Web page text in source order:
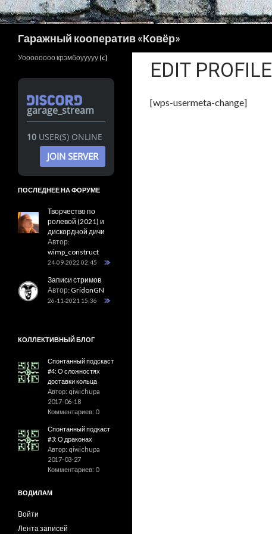
Гаражный кооператив «Ковёр»
EDIT PROFILE
[wps-usermeta-change]
Уоооооооо крэмбоууууу(c)
garage_stream
10 USER(S) ONLINE
JOIN SERVER
ПОСЛЕДНЕЕ НА ФОРУМЕ
Творчество по
ролевой (2021) и
дискордной дичи
Автор:
wimp_construct
24-09-2022 02:45
Записи стримов
Автор:GridonGN
26-11-2021 15:36
КОЛЛЕКТИВНЫЙ БЛОГ
Спонтанный подскаст
#4: О сложностях
доставки кольца
Автор: qiwichupa
2017-06-18
Комментариев: 0
Спонтанный подкаст
#3: О драконах
Автор: qiwichupa
2017-03-27
Комментариев: 0
ВОДИЛАМ
Войти
Лента записей